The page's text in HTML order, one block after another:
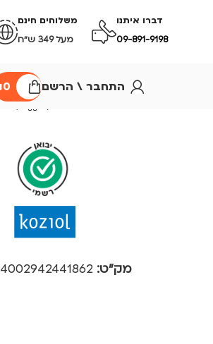
דברו איתנו
09-891-9198
משלוחים חינם
מעל 349 ש״ח
התחבר \ הרשם 0
מק"ט: 4002942441862